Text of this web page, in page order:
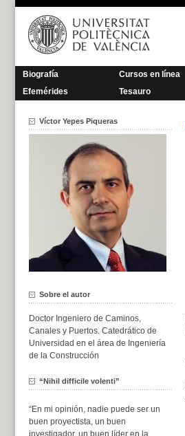
Saltar
contenido
Biografía Cursos en línea
Efemérides
Tesauro
Víctor Yepes Piqueras
Sobre el autor
Doctor Ingeniero de Caminos,
Canales y Puertos. Catedrático de
Universidad en el área de Ingeniería
de la Construcción
“Nihil difficile volenti”
“En mi opinión, nadie puede ser un
buen proyectista, un buen
investigador, un buen líder en la